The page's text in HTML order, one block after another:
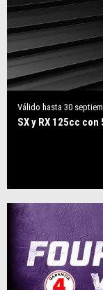
Válido hasta 30
SX y RX 125cc